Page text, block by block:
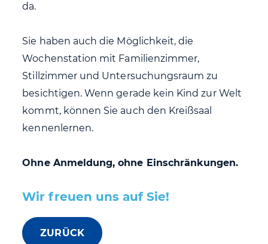
da.
Sie haben auch die Möglichkeit, die
Wochenstation mit Familienzimmer,
Stillzimmer und Untersuchungsraum zu
besichtigen. Wenn gerade kein Kind zur Welt
kommt, können Sie auch den Kreißsaal
kennenlernen.
Ohne Anmeldung, ohne Einschränkungen.
Wir freuen uns auf Sie!
ZURÜCK